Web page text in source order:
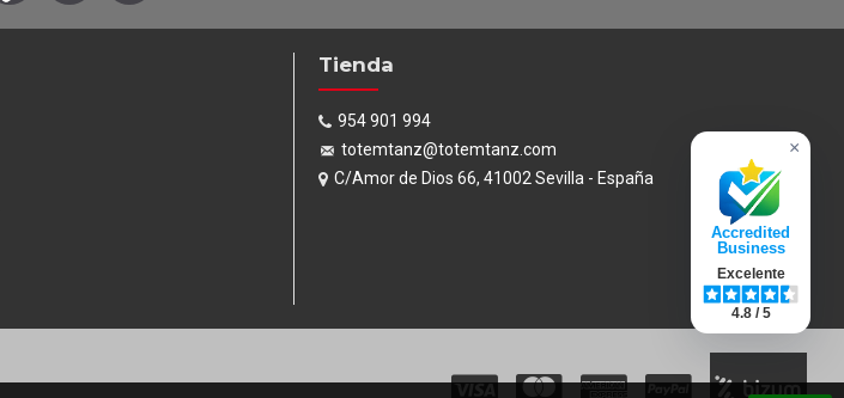
Tienda
954 901 994
totemtanz@totemtanz.com
C/Amor de Dios 66, 41002 Sevilla - España
×
Accredited
Business
Excelente
4.8 / 5